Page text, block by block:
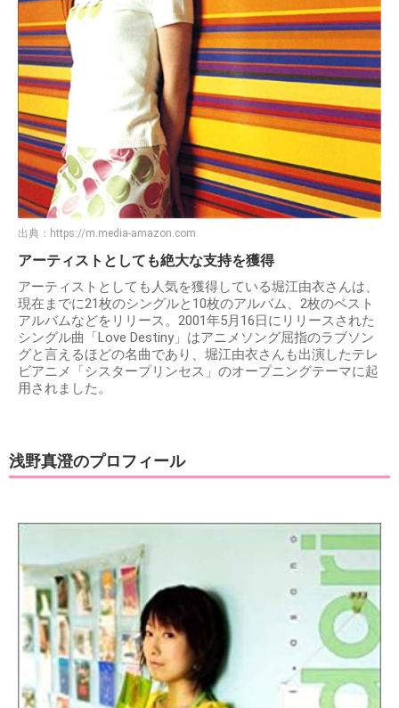
出典： https://m.media-amazon.com
アーティストとしても絶大な支持を獲得
アーティストとしても人気を獲得している堀江由衣さんは、
現在までに21枚のシングルと10枚のアルバム、2枚のベスト
アルバムなどをリリース。2001年5月16日にリリースされた
シングル曲「Love Destiny」はアニメソング屈指のラブソン
グと言えるほどの名曲であり、堀江由衣さんも出演したテレ
ビアニメ「シスタープリンセス」のオープニングテーマに起
用されました。
浅野真澄のプロフィール